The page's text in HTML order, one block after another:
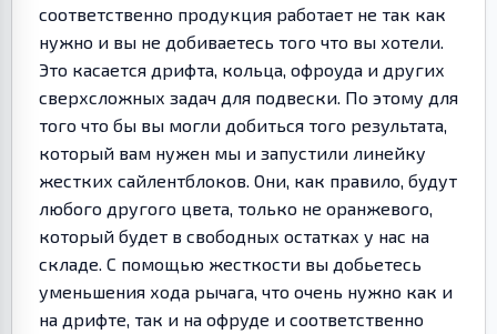
соответственно продукция работает не так как
нужно и вы не добиваетесь того что вы хотели.
Это касается дрифта, кольца, офроуда и других
сверхсложных задач для подвески. По этому для
того что бы вы могли добиться того результата,
который вам нужен мы и запустили линейку
жестких сайлентблоков. Они, как правило, будут
любого другого цвета, только не оранжевого,
который будет в свободных остатках у нас на
складе. С помощью жесткости вы добьетесь
уменьшения хода рычага, что очень нужно как и
на дрифте, так и на офруде и соответственно